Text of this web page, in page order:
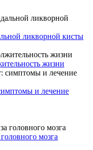
ликворной кисты
жизни
и лечение
мозга